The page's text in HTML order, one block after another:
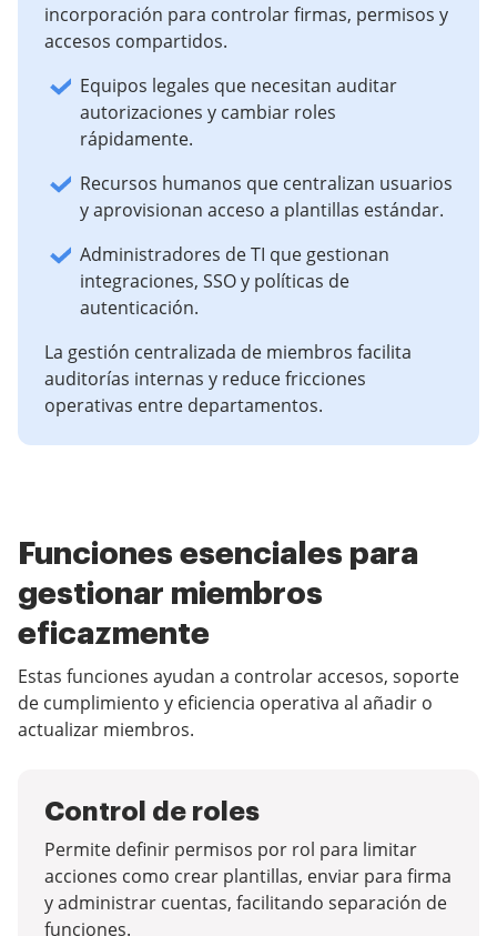
incorporación para controlar firmas, permisos y
accesos compartidos.
Equipos legales que necesitan auditar
autorizaciones y cambiar roles
rápidamente.
Recursos humanos que centralizan usuarios
y aprovisionan acceso a plantillas estándar.
Administradores de TI que gestionan
integraciones, SSO y políticas de
autenticación.
La gestión centralizada de miembros facilita
auditorías internas y reduce fricciones
operativas entre departamentos.
Funciones esenciales para
gestionar miembros
eficazmente
Estas funciones ayudan a controlar accesos, soporte
de cumplimiento y eficiencia operativa al añadir o
actualizar miembros.
Control de roles
Permite definir permisos por rol para limitar
acciones como crear plantillas, enviar para firma
y administrar cuentas, facilitando separación de
funciones.